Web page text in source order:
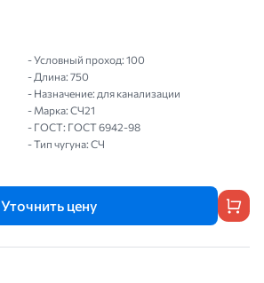
- Условный проход: 100
- Длина: 750
- Назначение: для канализации
- Марка: СЧ21
- ГОСТ: ГОСТ 6942-98
- Тип чугуна: СЧ
Уточнить цену